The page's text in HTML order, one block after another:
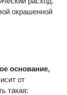
окрашенной
основание,
от
такая: